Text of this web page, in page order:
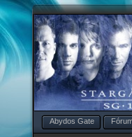
Abydos Gate